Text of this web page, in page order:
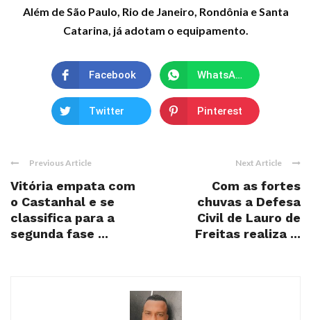
Além de São Paulo, Rio de Janeiro, Rondônia e Santa
Catarina, já adotam o equipamento.
Facebook WhatsApp
Twitter Pinterest
Previous Article
Vitória empata com
o Castanhal e se
classifica para a
segunda fase ...
Next Article
Com as fortes
chuvas a Defesa
Civil de Lauro de
Freitas realiza ...